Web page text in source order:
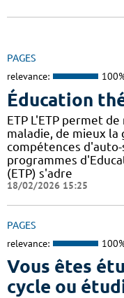
PAGES
relevance:
Éducation
ETP L'ETP permet
maladie, de mieux
compétences
programmes
(ETP) s'adre
18/02/2026 15:25
PAGES
relevance:
Vous êtes
cycle ou